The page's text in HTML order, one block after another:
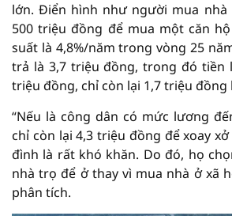
lớn. Điển hình như người mua nhà
500 triệu đồng để mua một căn
suất là 4,8%/năm trong vòng 25
trả là 3,7 triệu đồng, trong đó tiền
triệu đồng, chỉ còn lại 1,7 triệu đồng
“Nếu là công dân có mức lương
chỉ còn lại 4,3 triệu đồng để xoay
đình là rất khó khăn. Do đó, họ
nhà trọ để ở thay vì mua nhà ở xã
phân tích.